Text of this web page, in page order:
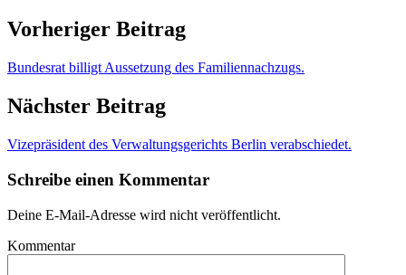
Vorheriger Beitrag
Bundesrat billigt Aussetzung des Familiennachzugs.
Nächster Beitrag
Vizepräsident des Verwaltungsgerichts Berlin verabschiedet.
Schreibe einen Kommentar
Deine E-Mail-Adresse wird nicht veröffentlicht.
Kommentar